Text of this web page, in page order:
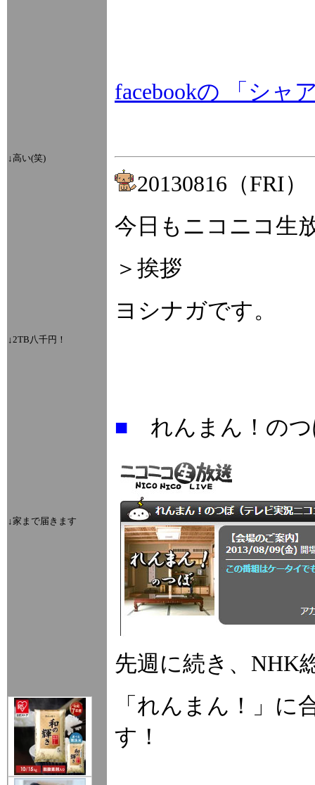
↓高い(笑)
↓2TB八千円！
↓家まで届きます
facebookの 「シャ
20130816（FRI）
今日もニコニコ生
＞挨拶
ヨシナガです。
■ れんまん！の
先週に続き、NHK
「れんまん！」
す！